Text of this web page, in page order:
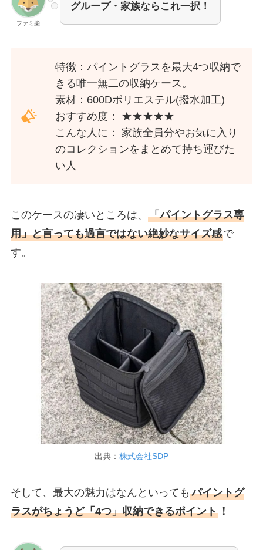
ファミ柴
グループ・家族ならこれ一択！
特徴：パイントグラスを最大4つ収納で
きる唯一無二の収納ケース。
素材：600Dポリエステル(撥水加工)
おすすめ度： ★★★★★
こんな人に： 家族全員分やお気に入り
のコレクションをまとめて持ち運びた
い人
このケースの凄いところは、 「パイントグラス専
用」と言っても過言ではない絶妙なサイズ感で
す。
出典： 株式会社SDP
そして、最大の魅力はなんといっても パイントグ
ラスがちょうど「4つ」収納できるポイント！